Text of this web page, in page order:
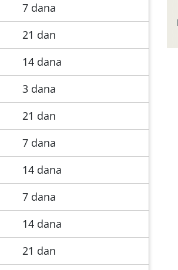
7 dana
21 dan
14 dana
3 dana
21 dan
7 dana
14 dana
7 dana
14 dana
21 dan